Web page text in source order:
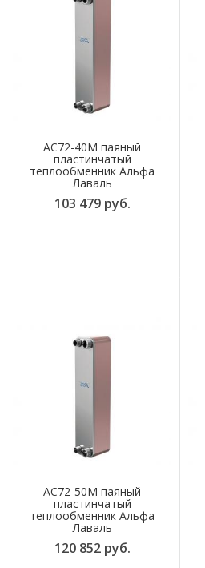
AC72-40M паяный
пластинчатый
теплообменник Альфа
Лаваль
103 479 руб.
AC72-50M паяный
пластинчатый
теплообменник Альфа
Лаваль
120 852 руб.